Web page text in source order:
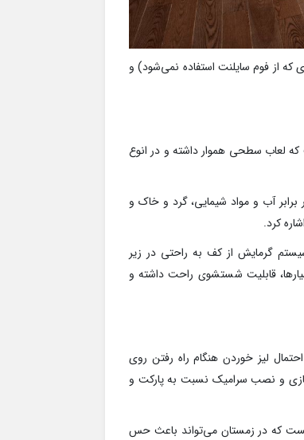
که از فوم سایلنت استفاده نمی‌شود) و
لعاب سطحی هموار داشته و در انوع
آب و مواد شیمایی، گرد و خاک و
کرد.
گرمایش از کف به راحتی در زیر
قابلیت شستشوی راحت داشته و
لیز خوردن هنگام راه رفتن روی
و نصب سرامیک نسبت به پارکت و
که در زمستان می‌تواند باعث حس